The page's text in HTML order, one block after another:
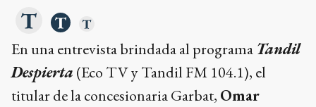
En una entrevista brindada al programa Tandil
Despierta (Eco TV y Tandil FM 104.1), el
titular de la concesionaria Garbat, Omar